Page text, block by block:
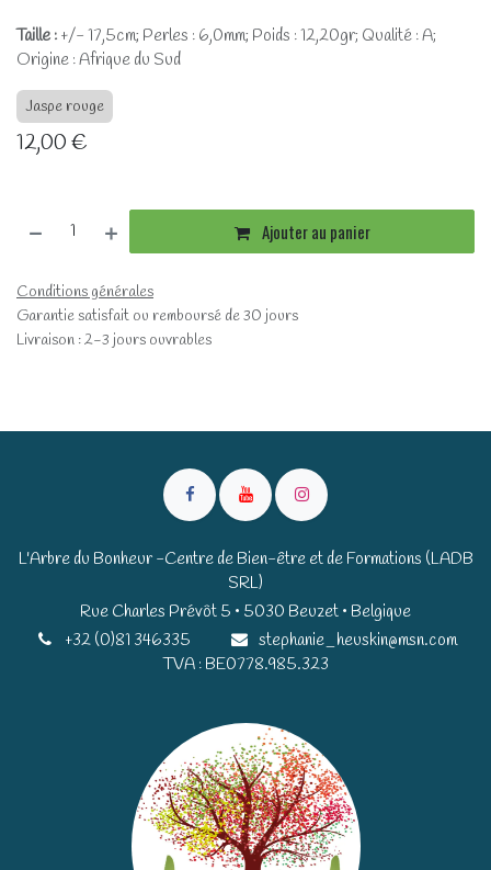
Taille : +/- 17,5cm; Perles : 6,0mm; Poids : 12,20gr; Qualité : A;
Origine : Afrique du Sud
Jaspe rouge
12,00€
Ajouter au panier
Conditions générales
Garantie satisfait ou remboursé de 30 jours
Livraison : 2-3 jours ouvrables
L'Arbre du Bonheur -Centre de Bien-être et de Formations (LADB
SRL)
Rue Charles Prévôt 5 • 5030 Beuzet • Belgique​​
+32 (0)81 346335
stephanie_heuskin@msn.com
TVA : BE0778.985.323